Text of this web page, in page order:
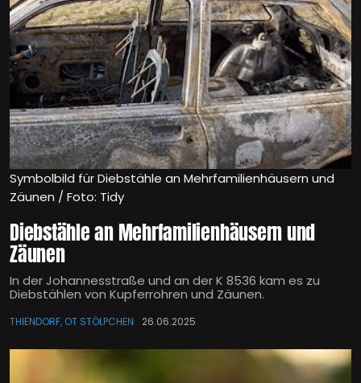
Symbolbild für Diebstähle an Mehrfamilienhäusern und
Zäunen / Foto: Tidy
Diebstähle an Mehrfamilienhäusern und
Zäunen
In der Johannesstraße und an der K 8536 kam es zu
Diebstählen von Kupferrohren und Zäunen.
THIENDORF, OT STÖLPCHEN 26.06.2025